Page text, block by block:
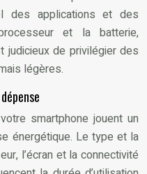
des applications et des
et la batterie,
judicieux de privilégier des
légères.
smartphone jouent un
énergétique. Le type et la
l’écran et la connectivité